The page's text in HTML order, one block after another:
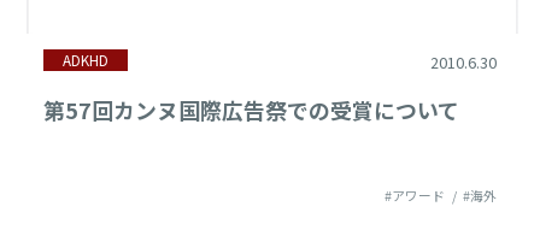
ADKHD 2010.6.30
第57回カンヌ国際広告祭での受賞について
#アワード #海外